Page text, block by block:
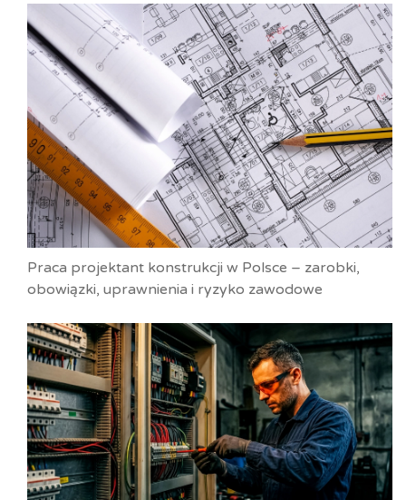
Praca projektant konstrukcji w Polsce – zarobki,
obowiązki, uprawnienia i ryzyko zawodowe